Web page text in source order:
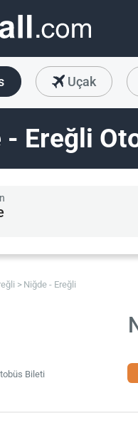
Uçak
- Ereğli
Niğde - Ereğli
Bileti